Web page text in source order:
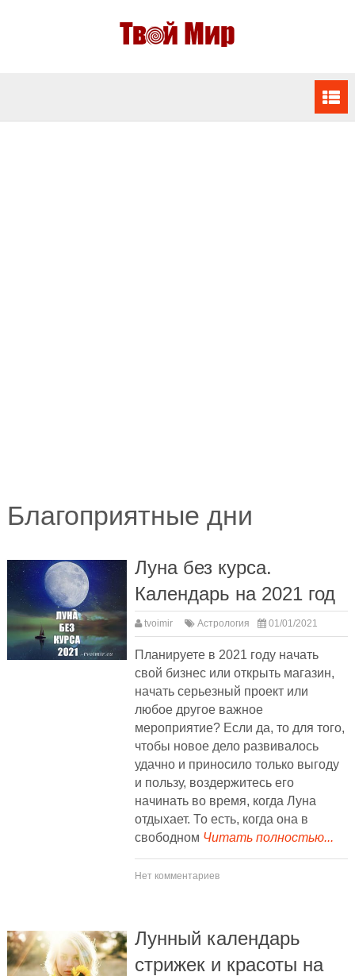
Благоприятные дни
Луна без курса.
Календарь на 2021 год
tvoimir Астрология 01/01/2021
Планируете в 2021 году начать
свой бизнес или открыть магазин,
начать серьезный проект или
любое другое важное
мероприятие? Если да, то для того,
чтобы новое дело развивалось
удачно и приносило только выгоду
и пользу, воздержитесь его
начинать во время, когда Луна
отдыхает. То есть, когда она в
свободном Читать полностью...
Нет комментариев
Лунный календарь
стрижек и красоты на